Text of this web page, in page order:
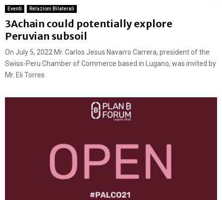
Eventi Relazioni Bilaterali
3Achain could potentially explore
Peruvian subsoil
On July 5, 2022 Mr. Carlos Jesus Navarro Carrera, president of the
Swiss-Peru Chamber of Commerce based in Lugano, was invited by
Mr. Eli Torres